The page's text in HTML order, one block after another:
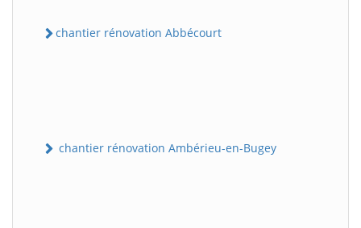
chantier rénovation Abbécourt
chantier rénovation Ambérieu-en-Bugey